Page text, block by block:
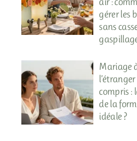
gérer les
sans
Mariage
compris :
de la
idéale ?